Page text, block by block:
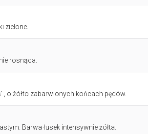
zielone.
rosnąca.
, o żółto zabarwionych końcach pędów.
Barwa łusek intensywnie żółta.